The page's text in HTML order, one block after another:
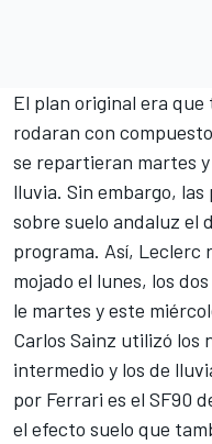
El plan original era que
rodaran con
se repartieran martes
lluvia. Sin embargo,
sobre suelo andaluz el
programa. Así, Leclerc
mojado el lunes, los
le martes y este
Carlos Sainz utilizó los
intermedio y los de
por Ferrari es el SF90
el efecto suelo que